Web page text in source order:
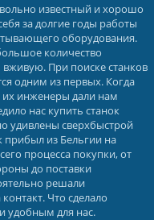
известный и хорошо
за долгие годы работы
оборудования.
количество
При поиске станков
одним из первых. Когда
их инженеры дали нам
нас купить станок
удивлены сверхбыстрой
прибыл из Бельгии на
процесса покупки, от
до поставки
решали
Что сделало
удобным для нас.